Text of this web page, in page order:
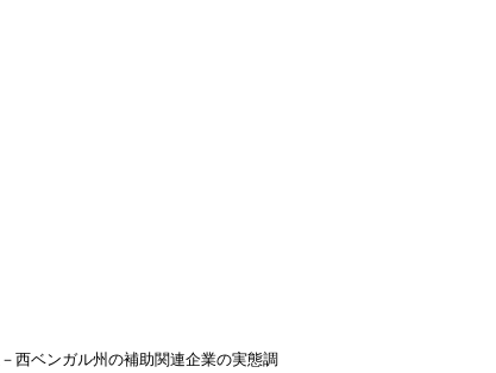
西ベンガル州の補助関連企業の実態調